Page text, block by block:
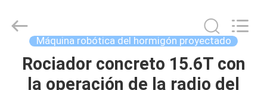
HOGAR
Intelligent
Equipments
Incorporated
Reserved.
Máquina robótica del hormigón proyectado
Rociador concreto 15.6T con
la operación de la radio del